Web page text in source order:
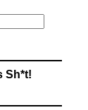
Sh*t!